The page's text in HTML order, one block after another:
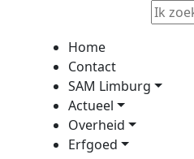
Home
Contact
SAM Limburg
Actueel
Overheid
Erfgoed